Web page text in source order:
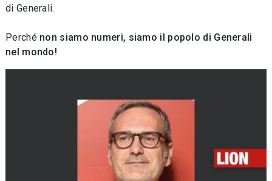
di Generali.
Perché non siamo numeri, siamo il popolo di Generali
nel mondo!